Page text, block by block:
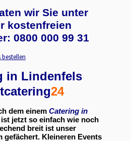
wir Sie unter
kostenfreien
0800 000 99 31
in Lindenfels
24
dem einem Catering in
ist jetzt so einfach wie noch
breit ist unser
gefächert. Kleineren Events